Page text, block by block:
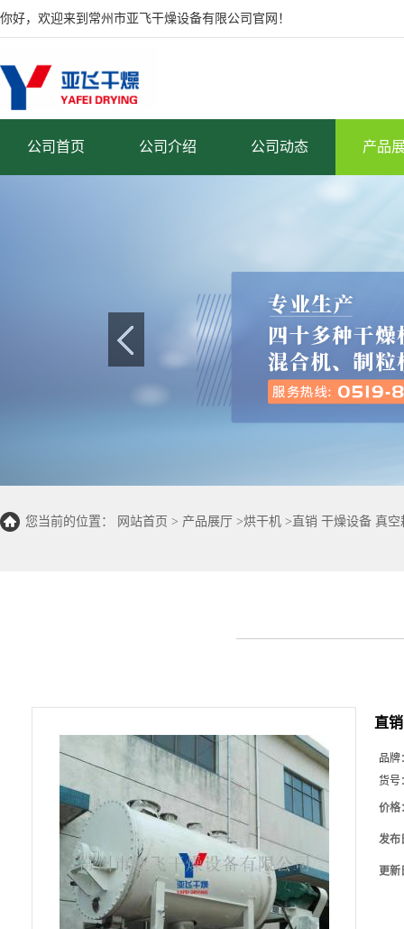
你好，欢迎来到常州市亚飞干燥设备有限公司官网！
公司首页 公司介绍 公司动态 产品
您当前的位置： 网站首页 > 产品展厅 >烘干机 > 直销 干燥设备 真
直
品牌
货号
价格
发布
更新